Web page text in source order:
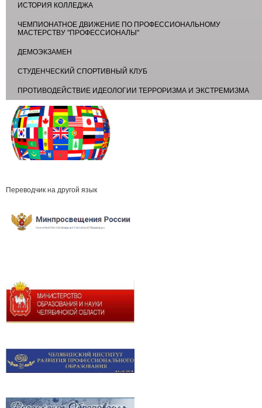
ИСТОРИЯ КОЛЛЕДЖА
ЧЕМПИОНАТНОЕ ДВИЖЕНИЕ ПО ПРОФЕССИОНАЛЬНОМУ
МАСТЕРСТВУ "ПРОФЕССИОНАЛЫ"
ДЕМОЭКЗАМЕН
СТУДЕНЧЕСКИЙ СПОРТИВНЫЙ КЛУБ
ПРОТИВОДЕЙСТВИЕ ИДЕОЛОГИИ ТЕРРОРИЗМА И ЭКСТРЕМИЗМА
Переводчик на другой язык